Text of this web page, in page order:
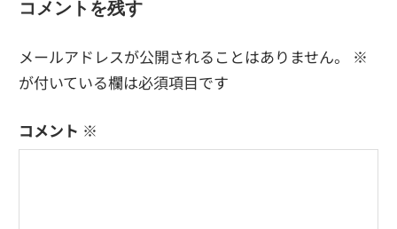
ゲ
シ
稿:
投
コメントを残す
メールアドレスが公開されることはありません。
※
が付いている欄は必須項目です
コメント ※